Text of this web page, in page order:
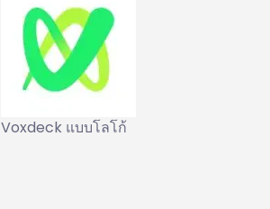
Voxdeck แบบโลโก้